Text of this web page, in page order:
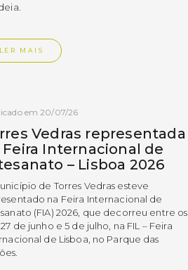
LER MAIS
em 20/07/26
Vedras representada
Feira Internacional de
– Lisboa 2026
de Torres Vedras esteve
na Feira Internacional de
(FIA) 2026, que decorreu entre os
27 de junho e 5 de julho, na FIL – Feira
de Lisboa, no Parque das